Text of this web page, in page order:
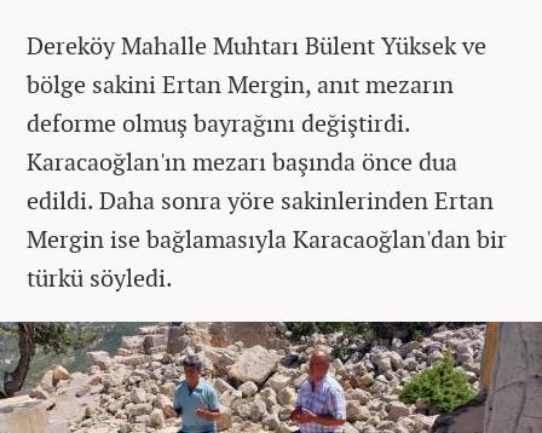
Dereköy Mahalle Muhtarı Bülent Yüksek ve
bölge sakini Ertan Mergin, anıt mezarın
deforme olmuş bayrağını değiştirdi.
Karacaoğlan'ın mezarı başında önce dua
edildi. Daha sonra yöre sakinlerinden Ertan
Mergin ise bağlamasıyla Karacaoğlan'dan bir
türkü söyledi.